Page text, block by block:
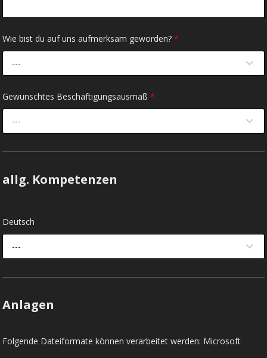
Wie bist du auf uns aufmerksam geworden?*
---
Gewünschtes Beschäftigungsausmaß*
---
allg. Kompetenzen
Deutsch
---
Anlagen
Folgende Dateiformate können verarbeitet werden: Microsoft